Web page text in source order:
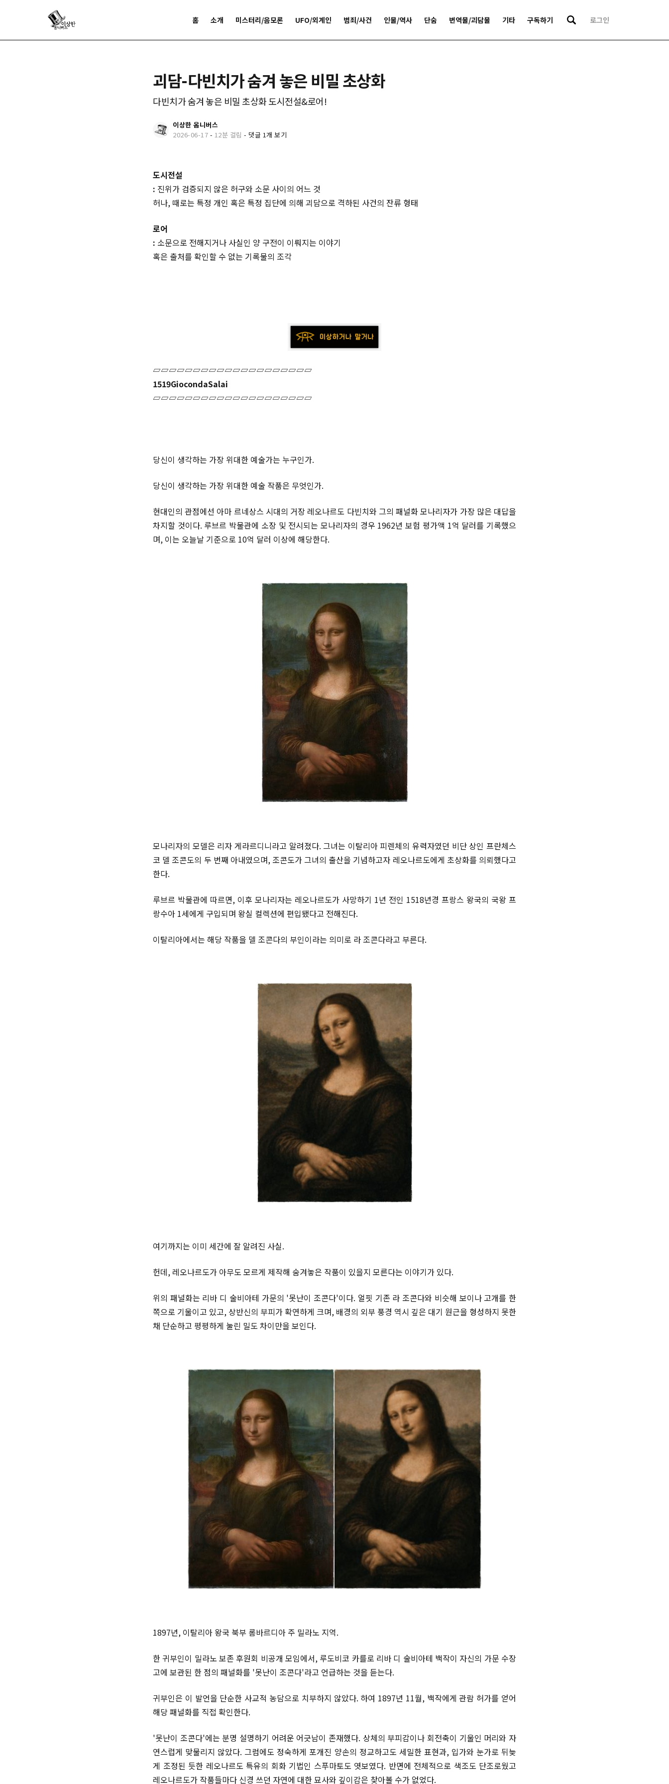
홈 소개 미스터리/음모론 UFO/외계인 범죄/사건 인물/역사 단숨 번역물/괴담물 기타 구독하기 로그인
괴담-다빈치가 숨겨 놓은 비밀 초상화
다빈치가 숨겨 놓은 비밀 초상화 도시전설&로어!
이상한 옴니버스
2026-06-17 - 12분 걸림 - 댓글 1개 보기
도시전설
: 진위가 검증되지 않은 허구와 소문 사이의 어느 것
허나, 때로는 특정 개인 혹은 특정 집단에 의해 괴담으로 격하된 사건의 잔류 형태
로어
: 소문으로 전해지거나 사실인 양 구전이 이뤄지는 이야기
혹은 출처를 확인할 수 없는 기록물의 조각
▱▱▱▱▱▱▱▱▱▱▱▱▱▱▱▱▱▱▱▱
1519GiocondaSalai
▱▱▱▱▱▱▱▱▱▱▱▱▱▱▱▱▱▱▱▱
당신이 생각하는 가장 위대한 예술가는 누구인가.
당신이 생각하는 가장 위대한 예술 작품은 무엇인가.
현대인의 관점에선 아마 르네상스 시대의 거장 레오나르도 다빈치와 그의 패널화 모나리자가 가장 많은 대답을
차지할 것이다. 루브르 박물관에 소장 및 전시되는 모나리자의 경우 1962년 보험 평가액 1억 달러를 기록했으
며, 이는 오늘날 기준으로 10억 달러 이상에 해당한다.
모나리자의 모델은 리자 게라르디니라고 알려졌다. 그녀는 이탈리아 피렌체의 유력자였던 비단 상인 프란체스
코 델 조콘도의 두 번째 아내였으며, 조콘도가 그녀의 출산을 기념하고자 레오나르도에게 초상화를 의뢰했다고
한다.
루브르 박물관에 따르면, 이후 모나리자는 레오나르도가 사망하기 1년 전인 1518년경 프랑스 왕국의 국왕 프
랑수아 1세에게 구입되며 왕실 컬렉션에 편입됐다고 전해진다.
이탈리아에서는 해당 작품을 델 조콘다의 부인이라는 의미로 라 조콘다라고 부른다.
여기까지는 이미 세간에 잘 알려진 사실.
헌데, 레오나르도가 아무도 모르게 제작해 숨겨놓은 작품이 있을지 모른다는 이야기가 있다.
위의 패널화는 리바 디 술비아테 가문의 '못난이 조콘다'이다. 얼핏 기존 라 조콘다와 비슷해 보이나 고개를 한
쪽으로 기울이고 있고, 상반신의 부피가 확연하게 크며, 배경의 외부 풍경 역시 깊은 대기 원근을 형성하지 못한
채 단순하고 평평하게 눌린 밀도 차이만을 보인다.
1897년, 이탈리아 왕국 북부 롬바르디아 주 밀라노 지역.
한 귀부인이 밀라노 보존 후원회 비공개 모임에서, 루도비코 카를로 리바 디 술비아테 백작이 자신의 가문 수장
고에 보관된 한 점의 패널화를 '못난이 조콘다'라고 언급하는 것을 듣는다.
귀부인은 이 발언을 단순한 사교적 농담으로 치부하지 않았다. 하여 1897년 11월, 백작에게 관람 허가를 얻어
해당 패널화를 직접 확인한다.
'못난이 조콘다'에는 분명 설명하기 어려운 어긋남이 존재했다. 상체의 부피감이나 회전축이 기울인 머리와 자
연스럽게 맞물리지 않았다. 그럼에도 정숙하게 포개진 양손의 정교하고도 세밀한 표현과, 입가와 눈가로 뒤늦
게 조정된 듯한 레오나르도 특유의 회화 기법인 스푸마토도 엿보였다. 반면에 전체적으로 색조도 단조로웠고
레오나르도가 작품들마다 신경 쓰던 자연에 대한 묘사와 깊이감은 찾아볼 수가 없었다.